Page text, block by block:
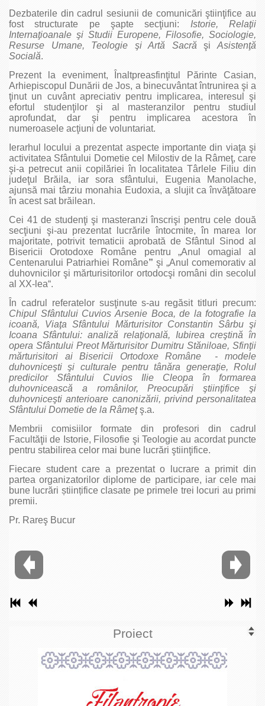
Dezbaterile din cadrul sesiunii de comunicări ştiinţifice au
fost structurate pe şapte secţiuni: Istorie, Relaţii
Internaţioanale şi Studii Europene, Filosofie, Sociologie,
Resurse Umane, Teologie şi Artă Sacrăşi Asistenţă
Socială.
Prezent la eveniment, Înaltpreasfinţitul Părinte Casian,
Arhiepiscopul Dunării de Jos, a binecuvântat întrunirea şi a
ţinut un cuvânt apreciativ pentru implicarea, interesul şi
efortul studenţilor şi al masteranzilor pentru studiul
aprofundat, dar şi pentru implicarea acestora în
numeroasele acţiuni de voluntariat.
Ierarhul locului a prezentat aspecte importante din viaţa şi
activitatea Sfântului Dometie cel Milostiv de la Râmeţ, care
şi-a petrecut anii copilăriei în localitatea Târlele Filiu din
judeţul Brăila, iar sora sfântului, Eugenia Manolache,
ajunsă mai târziu monahia Eudoxia, a slujit ca învăţătoare
în acest sat brăilean.
Cei 41 de studenţi şi masteranzi înscrişi pentru cele două
secţiuni şi-au prezentat lucrările întocmite, în marea lor
majoritate, potrivit tematicii aprobată de Sfântul Sinod al
Bisericii Orotodoxe Române pentru „Anul omagial al
Centenarului Patriarhiei Române” şi „Anul comemorativ al
duhovnicilor şi mărturisitorilor ortodocşi români din secolul
al XX-lea“.
În cadrul referatelor susţinute s-au regăsit titluri precum:
Chipul Sfântului Cuvios Arsenie Boca, de la fotografie la
icoană, Viaţa Sfântului Mărturisitor Constantin Sârbu şi
Icoana Sfântului: analiză relaţională, Iubirea creştină în
opera Sfântului Preot Mărturisitor Dumitru Stăniloae, Sfinţii
mărturisitori ai Bisericii Ortodoxe Române - modele
duhovniceşti şi culturale pentru tânăra generaţie, Rolul
predicilor Sfântului Cuvios Ilie Cleopa în formarea
duhovnicească a românilor, Preocupări ştiinţifice şi
duhovniceşti anterioare canonizării, privind personalitatea
Sfântului Dometie de la Râmeţş.a.
Membrii comisiilor formate din profesori din cadrul
Facultăţii de Istorie, Filosofie şi Teologie au acordat puncte
pentru stabilirea celor mai bune lucrări ştiinţifice.
Fiecare student care a prezentat o lucrare a primit din
partea organizatorilor diplome de participare, iar cele mai
bune lucrări științifice clasate pe primele trei locuri au primi
premii.
Pr. Rareş Bucur
Proiect